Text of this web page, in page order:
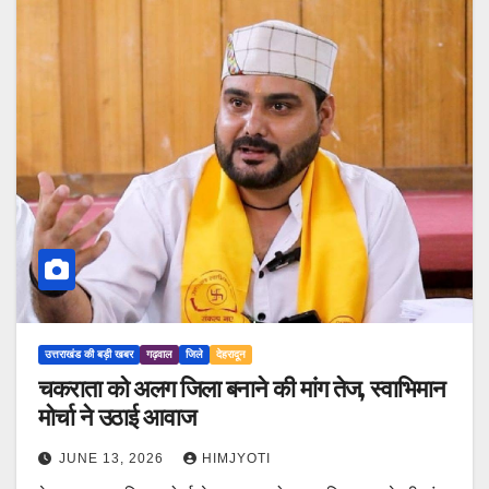
उत्तराखंड की बड़ी खबर गढ़वाल जिले देहरादून
चकराता को अलग जिला बनाने की मांग तेज, स्वाभिमान
मोर्चा ने उठाई आवाज
JUNE 13, 2026 HIMJYOTI